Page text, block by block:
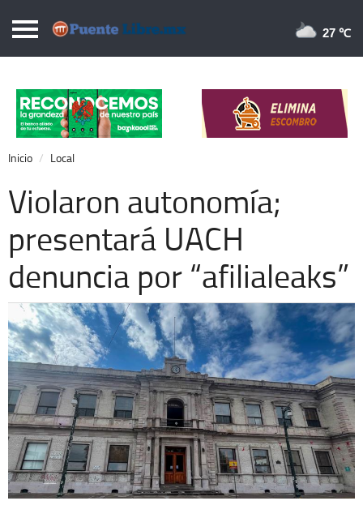
Puentelibre.mx
Local
Nacional
Opinión
Cronos
Economía
Espectáculos
Extra +
27 ℃
Inicio Local
Violaron autonomía;
presentará UACH
denuncia por “afilialeaks”